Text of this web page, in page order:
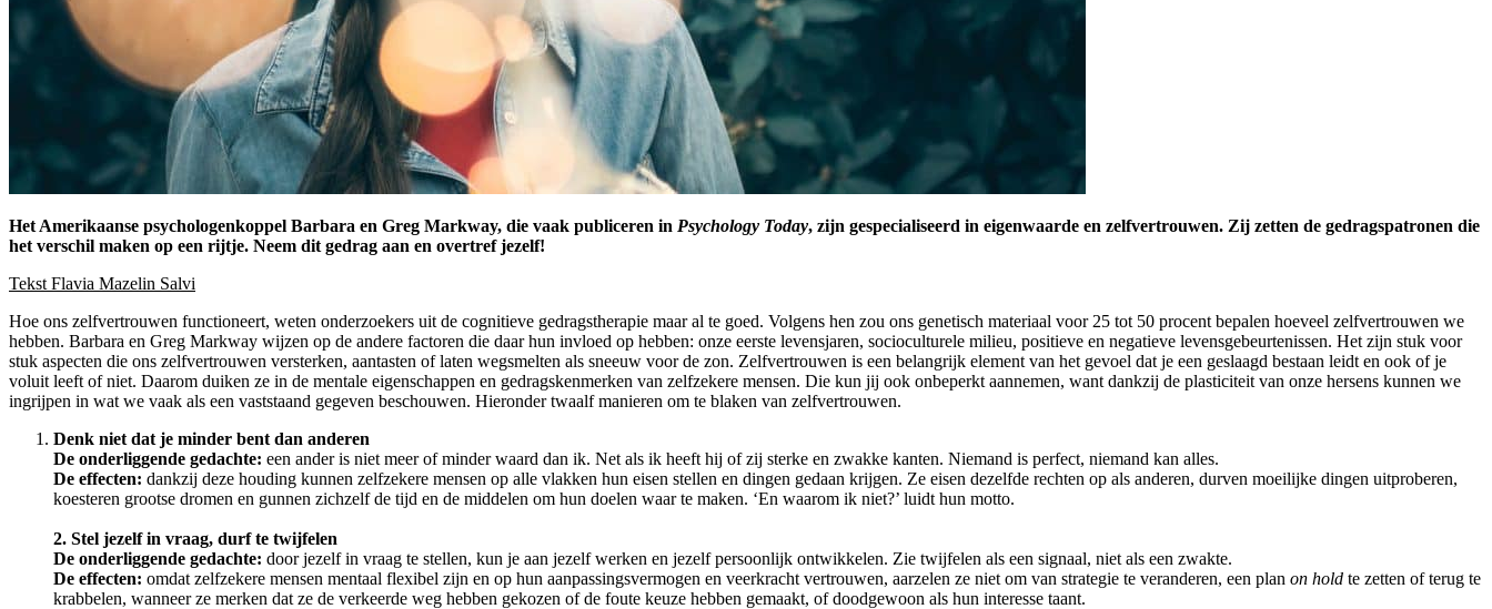
Het Amerikaanse psychologenkoppel Barbara en Greg Markway, die vaak publiceren in Psychology Today, zijn gespecialiseerd in eigenwaarde en zelfvertrouwen. Zij zetten de gedragspatronen die
het verschil maken op een rijtje. Neem dit gedrag aan en overtref jezelf!
Tekst Flavia Mazelin Salvi
Hoe ons zelfvertrouwen functioneert, weten onderzoekers uit de cognitieve gedragstherapie maar al te goed. Volgens hen zou ons genetisch materiaal voor 25 tot 50 procent bepalen hoeveel zelfvertrouwen we
hebben. Barbara en Greg Markway wijzen op de andere factoren die daar hun invloed op hebben: onze eerste levensjaren, socioculturele milieu, positieve en negatieve levensgebeurtenissen. Het zijn stuk voor
stuk aspecten die ons zelfvertrouwen versterken, aantasten of laten wegsmelten als sneeuw voor de zon. Zelfvertrouwen is een belangrijk element van het gevoel dat je een geslaagd bestaan leidt en ook of je
voluit leeft of niet. Daarom duiken ze in de mentale eigenschappen en gedragskenmerken van zelfzekere mensen. Die kun jij ook onbeperkt aannemen, want dankzij de plasticiteit van onze hersens kunnen we
ingrijpen in wat we vaak als een vaststaand gegeven beschouwen. Hieronder twaalf manieren om te blaken van zelfvertrouwen.
Denk niet dat je minder bent dan anderen
De onderliggende gedachte: een ander is niet meer of minder waard dan ik. Net als ik heeft hij of zij sterke en zwakke kanten. Niemand is perfect, niemand kan alles.
De effecten: dankzij deze houding kunnen zelfzekere mensen op alle vlakken hun eisen stellen en dingen gedaan krijgen. Ze eisen dezelfde rechten op als anderen, durven moeilijke dingen uitproberen,
koesteren grootse dromen en gunnen zichzelf de tijd en de middelen om hun doelen waar te maken. ‘En waarom ik niet?’ luidt hun motto.
2. Stel jezelf in vraag, durf te twijfelen
De onderliggende gedachte: door jezelf in vraag te stellen, kun je aan jezelf werken en jezelf persoonlijk ontwikkelen. Zie twijfelen als een signaal, niet als een zwakte.
De effecten: omdat zelfzekere mensen mentaal flexibel zijn en op hun aanpassingsvermogen en veerkracht vertrouwen, aarzelen ze niet om van strategie te veranderen, een plan on hold te zetten of terug te
krabbelen, wanneer ze merken dat ze de verkeerde weg hebben gekozen of de foute keuze hebben gemaakt, of doodgewoon als hun interesse taant.